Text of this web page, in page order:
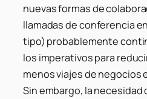
nuevas formas de
llamadas de conferencia
tipo) probablemente
los imperativos para
menos viajes de negocios
Sin embargo, la necesidad